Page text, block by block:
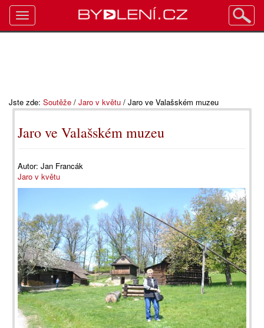
Jste zde: Soutěže / Jaro v květu / Jaro ve Valašském muzeu
Jaro ve Valašském muzeu
Autor: Jan Francák
Jaro v květu
Toggle
navigation